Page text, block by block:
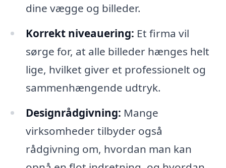
dine vægge og billeder.
Korrekt niveauering: Et firma vil
sørge for, at alle billeder hænges helt
lige, hvilket giver et professionelt og
sammenhængende udtryk.
Designrådgivning: Mange
virksomheder tilbyder også
rådgivning om, hvordan man kan